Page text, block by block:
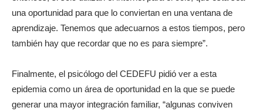
una oportunidad para que lo conviertan en una ventana de
aprendizaje. Tenemos que adecuarnos a estos tiempos, pero
también hay que recordar que no es para siempre”.
Finalmente, el psicólogo del CEDEFU pidió ver a esta
epidemia como un área de oportunidad en la que se puede
generar una mayor integración familiar, “algunas conviven